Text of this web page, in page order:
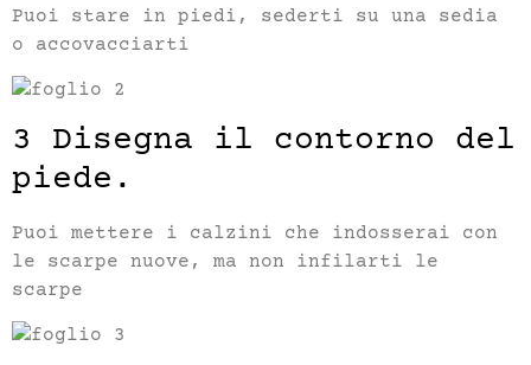
Puoi stare in piedi, sederti su una sedia
o accovacciarti
3 Disegna il contorno del
piede.
Puoi mettere i calzini che indosserai con
le scarpe nuove, ma non infilarti le
scarpe